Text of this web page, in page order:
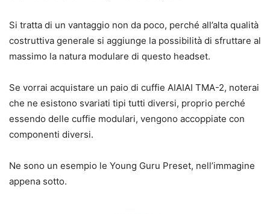
Si tratta di un vantaggio non da poco, perché all’alta qualità
costruttiva generale si aggiunge la possibilità di sfruttare al
massimo la natura modulare di questo headset.
Se vorrai acquistare un paio di cuffie AIAIAI TMA-2, noterai
che ne esistono svariati tipi tutti diversi, proprio perché
essendo delle cuffie modulari, vengono accoppiate con
componenti diversi.
Ne sono un esempio le Young Guru Preset, nell’immagine
appena sotto.